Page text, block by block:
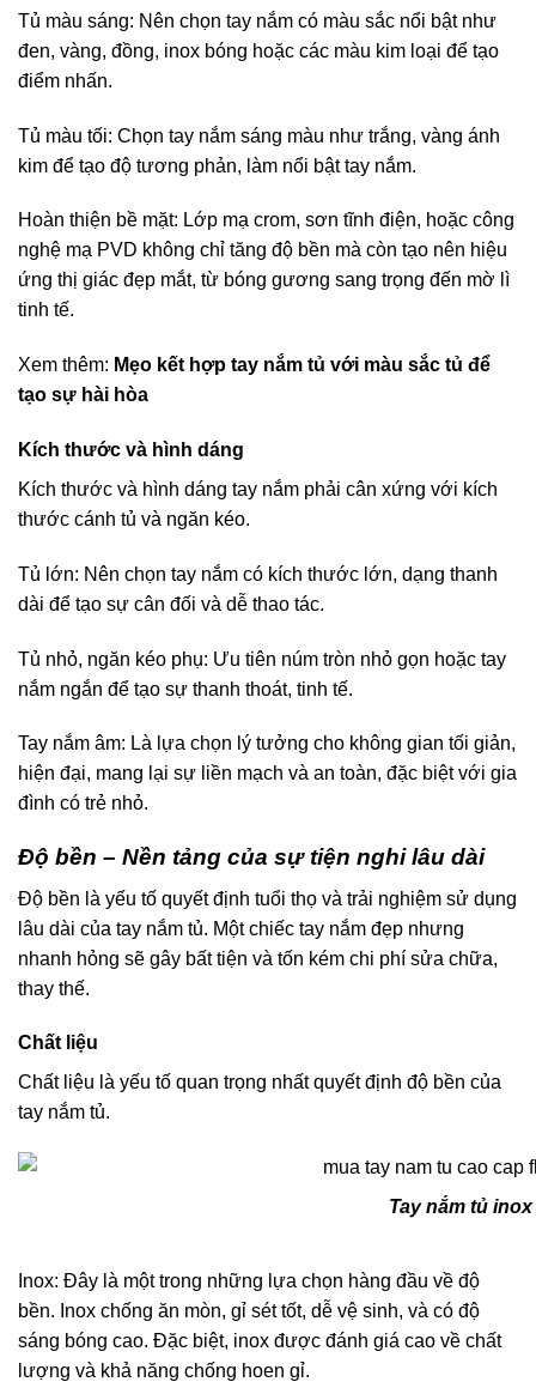
Tủ màu sáng: Nên chọn tay nắm có màu sắc nổi bật như
đen, vàng, đồng, inox bóng hoặc các màu kim loại để tạo
điểm nhấn.
Tủ màu tối: Chọn tay nắm sáng màu như trắng, vàng ánh
kim để tạo độ tương phản, làm nổi bật tay nắm.
Hoàn thiện bề mặt: Lớp mạ crom, sơn tĩnh điện, hoặc công
nghệ mạ PVD không chỉ tăng độ bền mà còn tạo nên hiệu
ứng thị giác đẹp mắt, từ bóng gương sang trọng đến mờ lì
tinh tế.
Xem thêm: Mẹo kết hợp tay nắm tủ với màu sắc tủ để
tạo sự hài hòa
Kích thước và hình dáng
Kích thước và hình dáng tay nắm phải cân xứng với kích
thước cánh tủ và ngăn kéo.
Tủ lớn: Nên chọn tay nắm có kích thước lớn, dạng thanh
dài để tạo sự cân đối và dễ thao tác.
Tủ nhỏ, ngăn kéo phụ: Ưu tiên núm tròn nhỏ gọn hoặc tay
nắm ngắn để tạo sự thanh thoát, tinh tế.
Tay nắm âm: Là lựa chọn lý tưởng cho không gian tối giản,
hiện đại, mang lại sự liền mạch và an toàn, đặc biệt với gia
đình có trẻ nhỏ.
Độ bền – Nền tảng của sự tiện nghi lâu dài
Độ bền là yếu tố quyết định tuổi thọ và trải nghiệm sử dụng
lâu dài của tay nắm tủ. Một chiếc tay nắm đẹp nhưng
nhanh hỏng sẽ gây bất tiện và tốn kém chi phí sửa chữa,
thay thế.
Chất liệu
Chất liệu là yếu tố quan trọng nhất quyết định độ bền của
tay nắm tủ.
Tay nắm tủ inox
Inox: Đây là một trong những lựa chọn hàng đầu về độ
bền. Inox chống ăn mòn, gỉ sét tốt, dễ vệ sinh, và có độ
sáng bóng cao. Đặc biệt, inox được đánh giá cao về chất
lượng và khả năng chống hoen gỉ.